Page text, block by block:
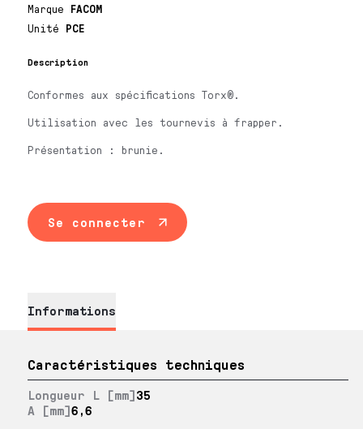
Marque FACOM
Unité PCE
Description
Conformes aux spécifications Torx®.
Utilisation avec les tournevis à frapper.
Présentation : brunie.
Se connecter
Informations
Caractéristiques techniques
Longueur L [mm]35
A [mm]6,6